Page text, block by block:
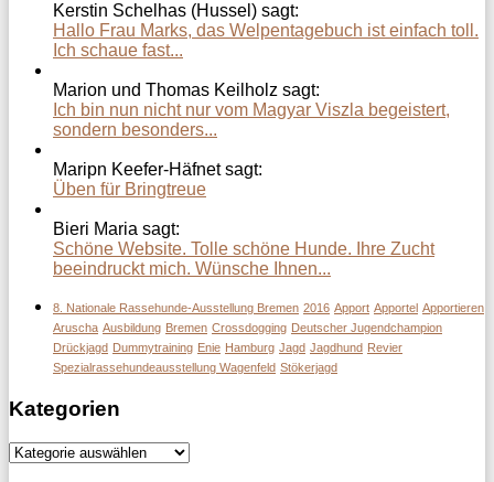
Kerstin Schelhas (Hussel) sagt:
Hallo Frau Marks, das Welpentagebuch ist einfach toll.
Ich schaue fast...
Marion und Thomas Keilholz sagt:
Ich bin nun nicht nur vom Magyar Viszla begeistert,
sondern besonders...
Maripn Keefer-Häfnet sagt:
Üben für Bringtreue
Bieri Maria sagt:
Schöne Website. Tolle schöne Hunde. Ihre Zucht
beeindruckt mich. Wünsche Ihnen...
8. Nationale Rassehunde-Ausstellung Bremen 2016 Apport Apportel Apportieren
Aruscha Ausbildung Bremen Crossdogging Deutscher Jugendchampion
Drückjagd Dummytraining Enie Hamburg Jagd Jagdhund Revier
Spezialrassehundeausstellung Wagenfeld Stökerjagd
Kategorien
Kategorien